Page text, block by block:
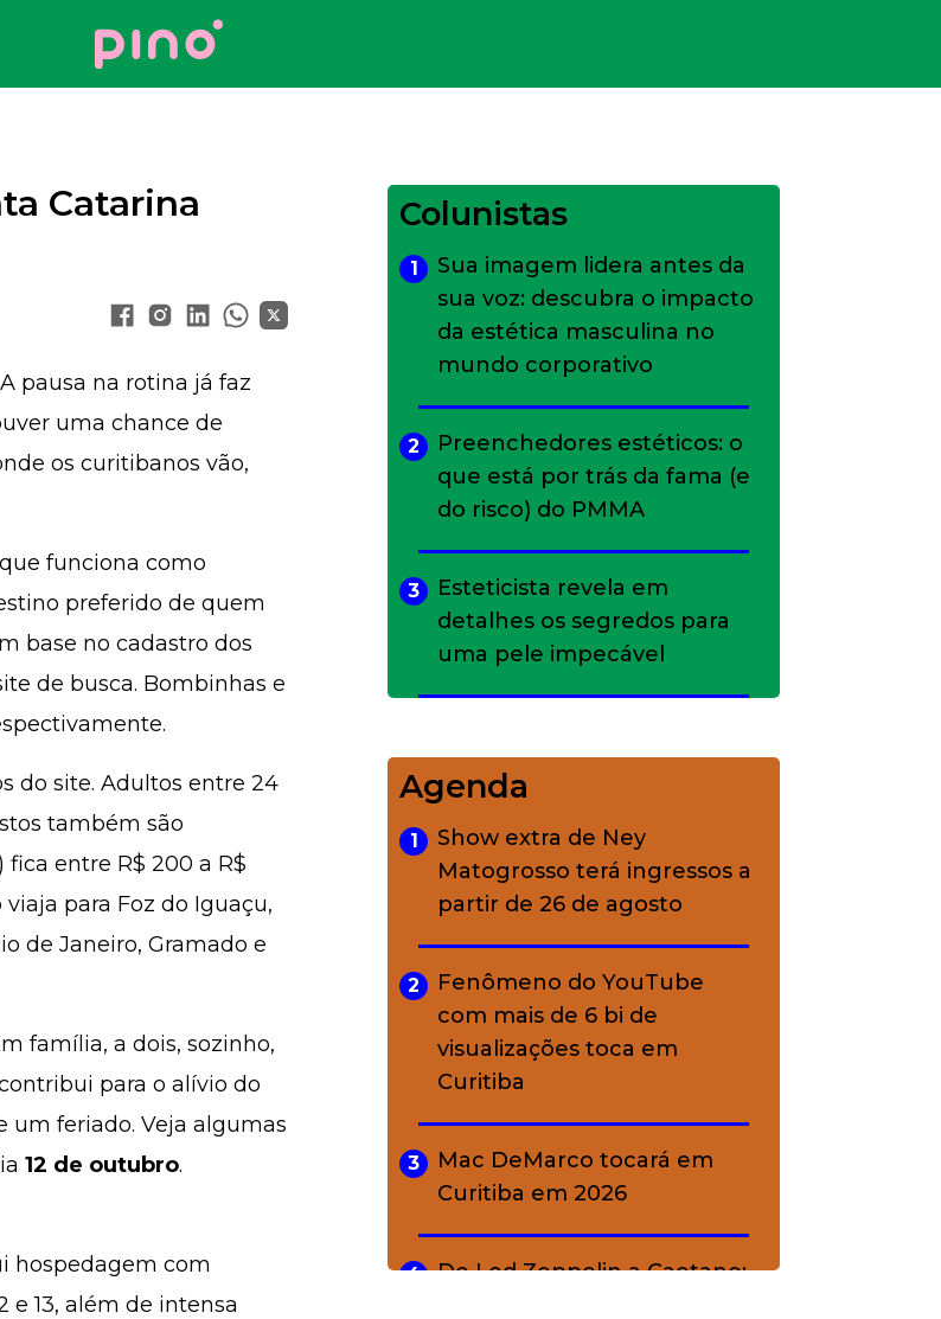
Your Company
Catarina
pausa na rotina já faz
uma chance de
os curitibanos vão,
funciona como
preferido de quem
base no cadastro dos
de busca. Bombinhas e
do site. Adultos entre 24
também são
entre R$ 200 a R$
para Foz do Iguaçu,
de Janeiro, Gramado e
família, a dois, sozinho,
para o alívio do
um feriado. Veja algumas
12 de outubro.
hospedagem com
e 13, além de intensa
Colunistas
1
Sua imagem lidera antes da
sua voz: descubra o impacto
da estética masculina no
mundo corporativo
2
Preenchedores estéticos: o
que está por trás da fama (e
do risco) do PMMA
3
Esteticista revela em
detalhes os segredos para
uma pele impecável
charme rústico que
conquistou o luxo
A ciência por trás da
skincare: a função de cada
ativo
Agenda
1
Show extra de Ney
Matogrosso terá ingressos a
partir de 26 de agosto
2
Fenômeno do YouTube
com mais de 6 bi de
visualizações toca em
Curitiba
3
Mac DeMarco tocará em
Curitiba em 2026
4
De Led Zeppelin a Caetano: